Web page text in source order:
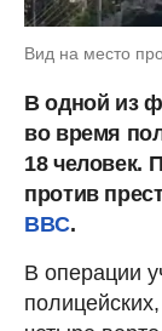
Вид на место
В одной из
во время
18 человек.
против
BBC.
В операции